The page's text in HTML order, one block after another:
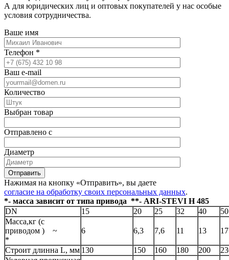
А для юридических лиц и оптовых покупателей у нас особые
условия сотрудничества.
Ваше имя
Телефон *
Ваш e-mail
Количество
Выбран товар
Отправлено с
Диаметр
Отправить
Нажимая на кнопку «Отправить», вы даете
согласие на обработку своих персональных данных.
*- масса зависит от типа привода **- ARI-STEVI H 485
DN
15 20 25 32 40
50
Масса,кг (с
приводом ) ~
*
6 6,3 7,6 11 13 17
Строит длинна L, мм 130 150 160 180 200